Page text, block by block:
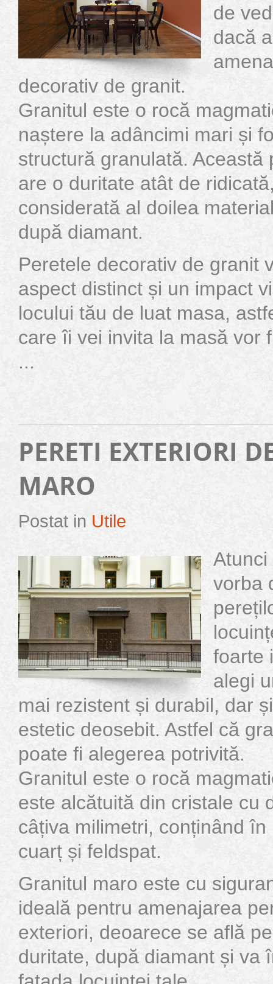
de
dacă
decorativ de granit.
Granitul este o rocă
naștere la adâncimi mari și
structură granulată. Această
are o duritate atât de
considerată al doilea
după diamant.
Peretele decorativ de granit
aspect distinct și un impact
locului tău de luat masa,
care îi vei invita la masă vor
...
PERETI EXTERIORI
MARO
Postat in Utile
Atunci
vorba
foarte
alegi
mai rezistent și durabil, dar
estetic deosebit. Astfel că
poate fi alegerea potrivită.
Granitul este o rocă
este alcătuită din cristale cu
câțiva milimetri, conținând în
cuarț și feldspat.
Granitul maro este cu
ideală pentru amenajarea
exteriori, deoarece se află
duritate, după diamant și va